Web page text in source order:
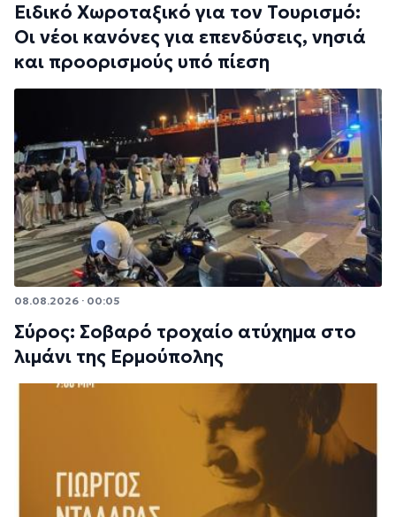
Ειδικό Χωροταξικό για τον Τουρισμό:
Οι νέοι κανόνες για επενδύσεις, νησιά
και προορισμούς υπό πίεση
08.08.2026 · 00:05
Σύρος: Σοβαρό τροχαίο ατύχημα στο
λιμάνι της Ερμούπολης